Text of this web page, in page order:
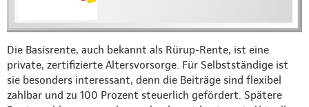
Die Basisrente, auch bekannt als Rürup-Rente, ist eine
private, zertifizierte Altersvorsorge. Für Selbstständige ist
sie besonders interessant, denn die Beiträge sind flexibel
zahlbar und zu 100 Prozent steuerlich gefördert. Spätere